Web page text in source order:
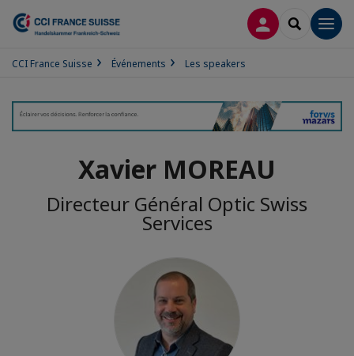
CONNEXION
CCI France Suisse Événements Les speakers
Xavier MOREAU
Directeur Général Optic Swiss
Services